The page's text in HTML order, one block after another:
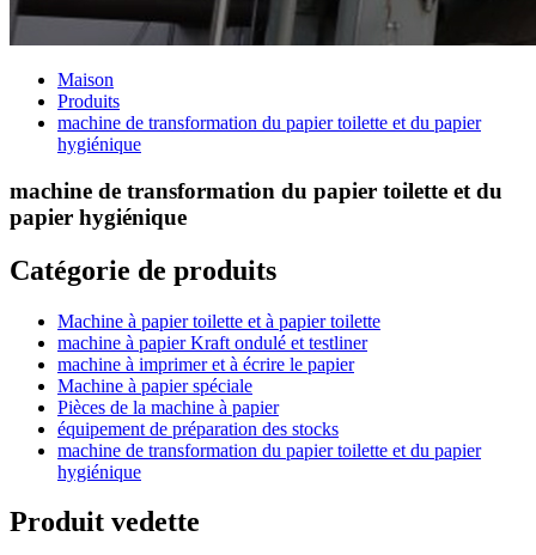
Maison
Produits
machine de transformation du papier toilette et du papier
hygiénique
machine de transformation du papier toilette et du
papier hygiénique
Catégorie de produits
Machine à papier toilette et à papier toilette
machine à papier Kraft ondulé et testliner
machine à imprimer et à écrire le papier
Machine à papier spéciale
Pièces de la machine à papier
équipement de préparation des stocks
machine de transformation du papier toilette et du papier
hygiénique
Produit vedette